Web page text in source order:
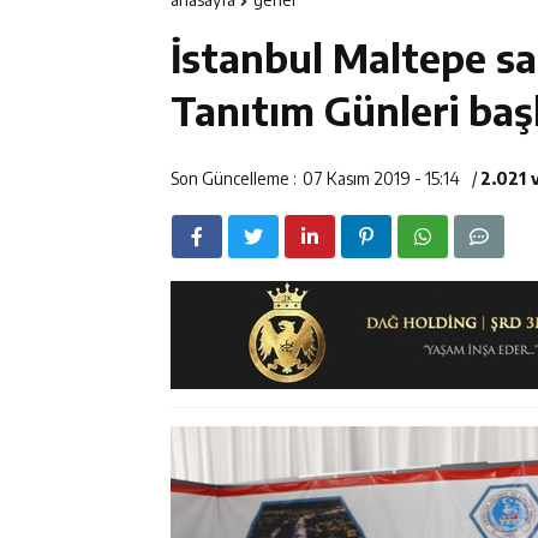
Kemah
14:22 30 İlde Deaş
14:22 Milli
14:26 Geleceğin
İstanbul Maltepe
Tanıtım Günleri
Son Güncelleme : 07 Kasım 2019 - 15:14 /2.021